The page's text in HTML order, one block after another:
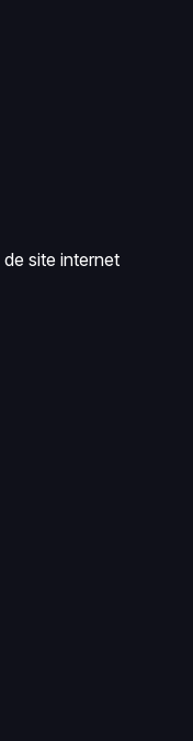
site internet